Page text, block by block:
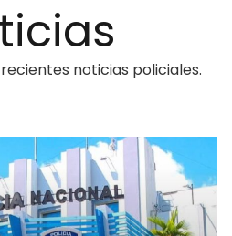
noticias policiales.